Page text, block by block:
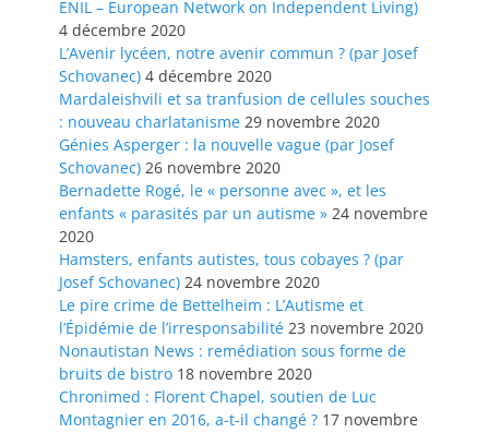
ENIL – European Network on Independent Living)
4 décembre 2020
L’Avenir lycéen, notre avenir commun ? (par Josef
Schovanec) 4 décembre 2020
Mardaleishvili et sa tranfusion de cellules souches
: nouveau charlatanisme 29 novembre 2020
Génies Asperger : la nouvelle vague (par Josef
Schovanec) 26 novembre 2020
Bernadette Rogé, le « personne avec », et les
enfants « parasités par un autisme » 24 novembre
2020
Hamsters, enfants autistes, tous cobayes ? (par
Josef Schovanec) 24 novembre 2020
Le pire crime de Bettelheim : L’Autisme et
l’Épidémie de l’irresponsabilité 23 novembre 2020
Nonautistan News : remédiation sous forme de
bruits de bistro 18 novembre 2020
Chronimed : Florent Chapel, soutien de Luc
Montagnier en 2016, a-t-il changé ? 17 novembre